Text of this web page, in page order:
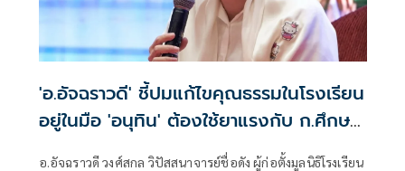
'อ.อัจฉราวดี' ชี้ปมแก้ไขคุณธรรมในโรงเรียน
อยู่ในมือ 'อนุทิน' ต้องใช้ยาแรงกับ ก.ศึกษา
อ.อัจฉราวดี วงศ์สกล วิปัสสนาจารย์ชื่อดัง ผู้ก่อตั้งมูลนิธิโรงเรียน